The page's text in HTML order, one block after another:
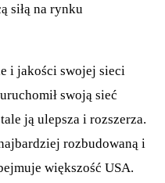
siłą na rynku
i jakości swojej sieci
swoją sieć
ją ulepsza i rozszerza.
rozbudowaną i
większość USA.